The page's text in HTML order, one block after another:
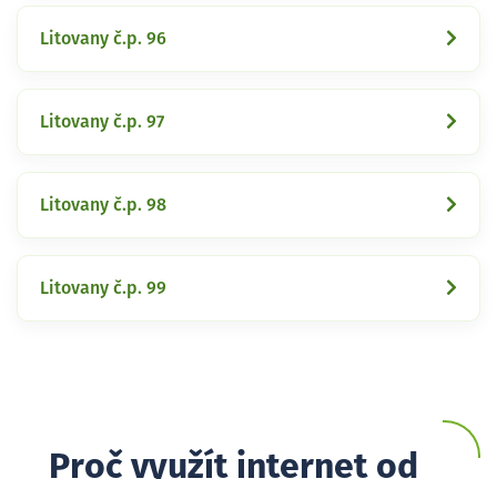
Litovany č.p. 96
Litovany č.p. 97
Litovany č.p. 98
Litovany č.p. 99
Proč využít internet od